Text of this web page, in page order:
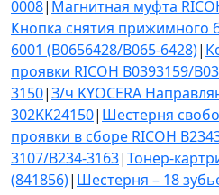
0008| Магнитная муфта
Кнопка снятия прижимного
6001 (B0656428/B065-6428)|
проявки RICOH B0393159/
3150|З/ч KYOCERA
302KK24150| Шестерня
проявки в сборе RICOH
3107/B234-3163|Тонер-
(841856)| Шестерня – 18